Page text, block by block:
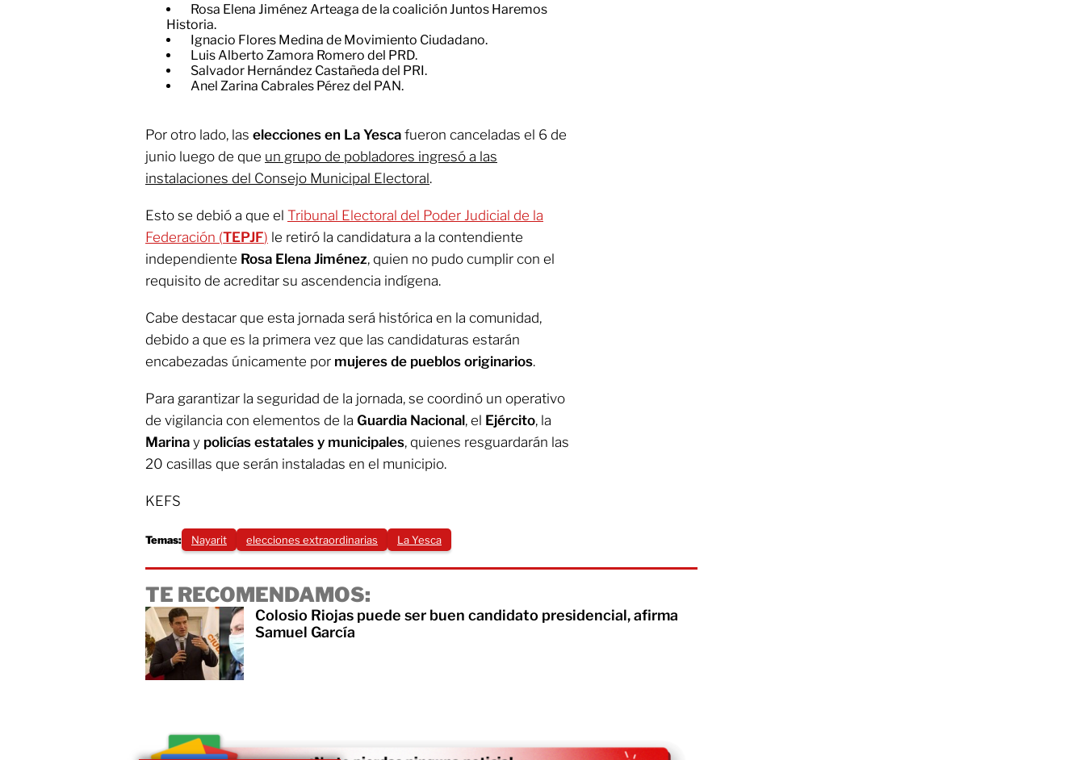
Rosa Elena Jiménez Arteaga de la coalición Juntos Haremos
Historia.
Ignacio Flores Medina de Movimiento Ciudadano.
Luis Alberto Zamora Romero del PRD.
Salvador Hernández Castañeda del PRI.
Anel Zarina Cabrales Pérez del PAN.
Por otro lado, las elecciones en La Yesca fueron canceladas el 6 de
junio luego de que un grupo de pobladores ingresó a las
instalaciones del Consejo Municipal Electoral.
Esto se debió a que el Tribunal Electoral del Poder Judicial de la
Federación (TEPJF) le retiró la candidatura a la contendiente
independiente Rosa Elena Jiménez, quien no pudo cumplir con el
requisito de acreditar su ascendencia indígena.
Cabe destacar que esta jornada será histórica en la comunidad,
debido a que es la primera vez que las candidaturas estarán
encabezadas únicamente por mujeres de pueblos originarios.
Para garantizar la seguridad de la jornada, se coordinó un operativo
de vigilancia con elementos de la Guardia Nacional, el Ejército, la
Marina y policías estatales y municipales, quienes resguardarán las
20 casillas que serán instaladas en el municipio.
KEFS
Temas: Nayarit elecciones extraordinarias La Yesca
TE RECOMENDAMOS:
Colosio Riojas puede ser buen candidato presidencial, afirma
Samuel García